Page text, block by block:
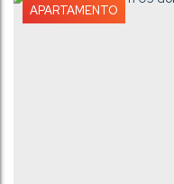
APARTAMENTO